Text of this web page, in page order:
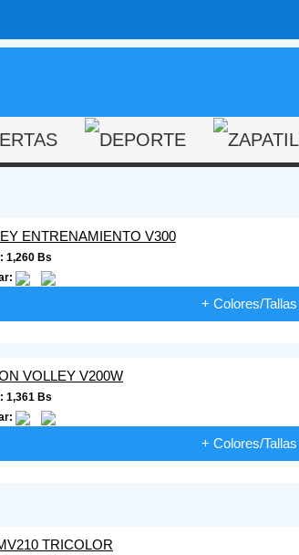
1,260 Bs
+ Colores/Tallas
1,361 Bs
+ Colores/Tallas